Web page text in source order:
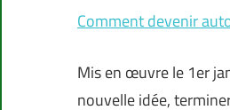
Comment devenir
Mis en œuvre le 1er
nouvelle idée,